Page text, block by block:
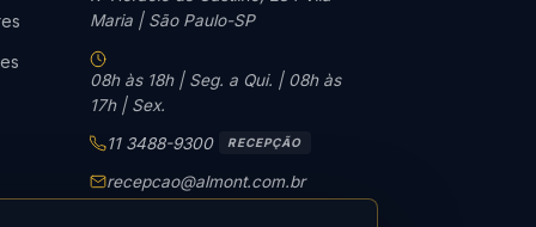
Maria | São Paulo-SP
08h às 18h | Seg. a Qui. | 08h às
17h | Sex.
11 3488-9300 RECEPÇÃO
recepcao@almont.com.br